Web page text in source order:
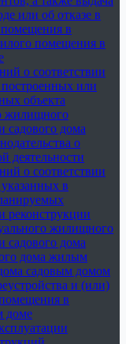
или об отказе в
в
помещения в
о соответствии
построенных или
объекта
жилищного
садового дома
о
деятельности
о соответствии
в
реконструкции
жилищного
садового дома
дома жилым
садовым домом
и (или)
в
доме